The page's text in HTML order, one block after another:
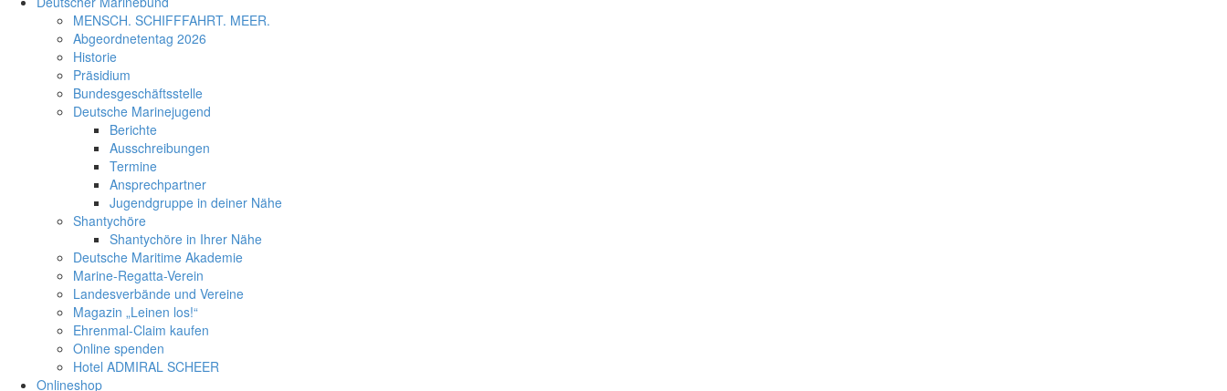
MENSCH. SCHIFFFAHRT. MEER.
Abgeordnetentag 2026
Historie
Präsidium
Bundesgeschäftsstelle
Deutsche Marinejugend
Berichte
Ausschreibungen
Termine
Ansprechpartner
Jugendgruppe in deiner Nähe
Shantychöre
Shantychöre in Ihrer Nähe
Deutsche Maritime Akademie
Marine-Regatta-Verein
Landesverbände und Vereine
Magazin „Leinen los!“
Ehrenmal-Claim kaufen
Online spenden
Hotel ADMIRAL SCHEER
Onlineshop